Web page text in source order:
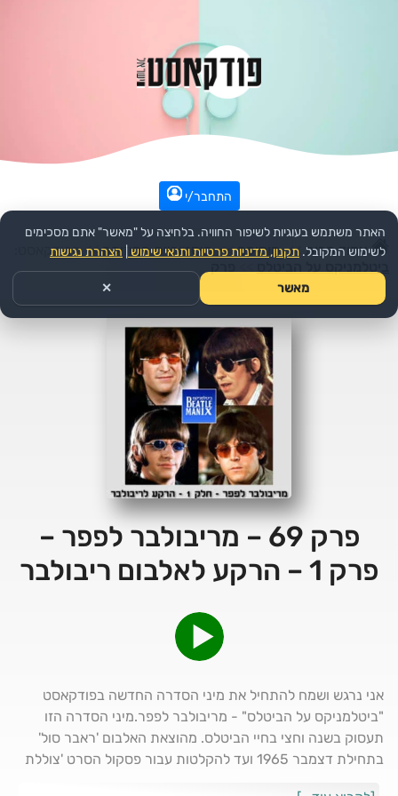
התחבר/י
עמוד הבית >> מוסיקה >> היסטוריית המוזיקה >>הפודקאסט:
פרק 69 – מריבולבר לפפר –
פרק 1 – הרקע לאלבום ריבולבר
אני נרגש ושמח להתחיל את מיני הסדרה החדשה בפודקאסט
"ביטלמניקס על הביטלס" - מריבולבר לפפר.מיני הסדרה הזו
תעסוק בשנה וחצי בחיי הביטלס. מהוצאת האלבום 'ראבר סול'
בתחילת דצמבר 1965 ועד להקלטות עבור פסקול הסרט 'צוללת
האתר משתמש בעוגיות לשיפור החוויה. בלחיצה על "מאשר" אתם מסכימים
לשימוש המקובל. תקנון, מדיניות פרטיות ותנאי שימוש הצהרת נגישות
מאשר ✕